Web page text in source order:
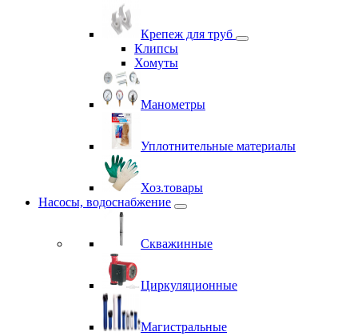
Крепеж для труб
Клипсы
Хомуты
Манометры
Уплотнительные материалы
Хоз.товары
Насосы, водоснабжение
Скважинные
Циркуляционные
Магистральные